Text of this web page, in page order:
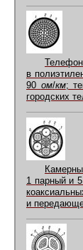
в
90 ом/км;
городских
1 парный и
и